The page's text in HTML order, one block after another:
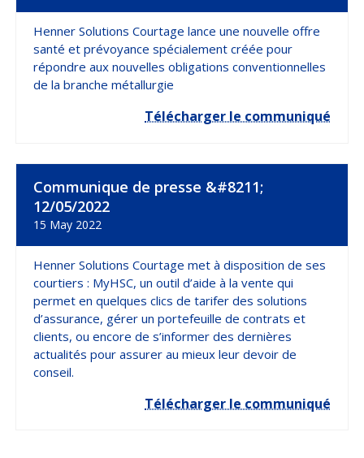
Henner Solutions Courtage lance une nouvelle offre
santé et prévoyance spécialement créée pour
répondre aux nouvelles obligations conventionnelles
de la branche métallurgie
Télécharger le communiqué
Communique de presse &#8211;
12/05/2022
15 May 2022
Henner Solutions Courtage met à disposition de ses
courtiers : MyHSC, un outil d’aide à la vente qui
permet en quelques clics de tarifer des solutions
d’assurance, gérer un portefeuille de contrats et
clients, ou encore de s’informer des dernières
actualités pour assurer au mieux leur devoir de
conseil.
Télécharger le communiqué